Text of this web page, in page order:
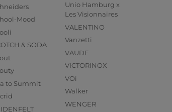
Mood
& SODA
to Summit
Unio Hamburg x
Les Visionnaires
VALENTINO
Vanzetti
VAUDE
VICTORINOX
VOi
Walker
WENGER